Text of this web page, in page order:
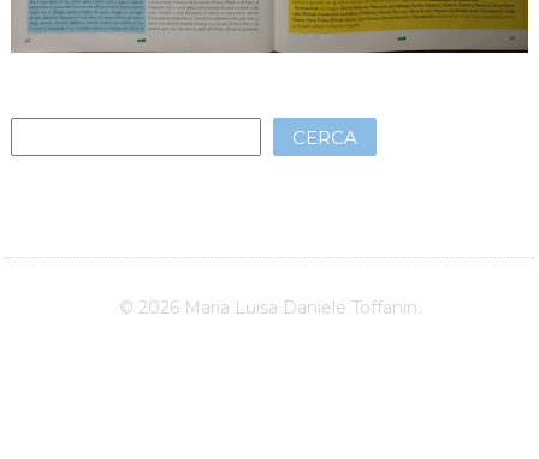
CERCA
© 2026 Maria Luisa Daniele Toffanin.